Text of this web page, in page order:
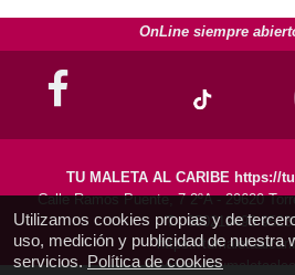
Utilizamos cookies propias y de
uso, medición y publicidad de nuestra
servicios.Política de cookies
OnLine siempre
TU MALETA AL CARIBE https://
Calle Ramos Puente, 7 2ºA - 29620
T.: 650219493
https://